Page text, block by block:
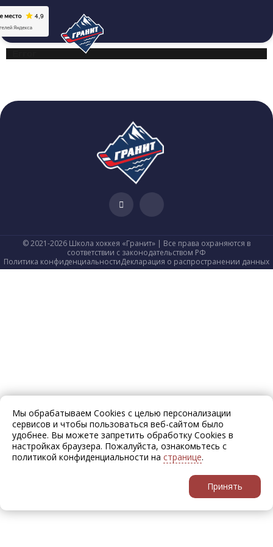
© 2021-2026 Школа хоккея «Гранит» | Все права охраняются в
соответствии с законодательством РФ
Политика конфиденциальностиДекларация о распространении данных
Мы обрабатываем Cookies с целью персонализации
сервисов и чтобы пользоваться веб-сайтом было
удобнее. Вы можете запретить обработку Cookies в
настройках браузера. Пожалуйста, ознакомьтесь с
политикой конфиденциальности на странице.
Принять